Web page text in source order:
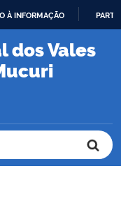
À INFORMAÇÃO
dos Vales